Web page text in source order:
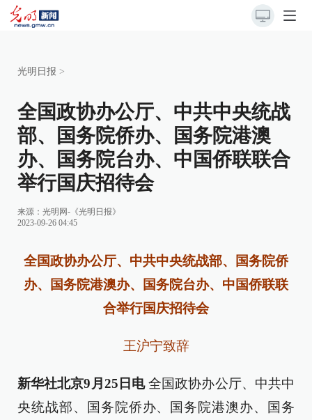
光明日报 >
全国政协办公厅、中共中央统战
部、国务院侨办、国务院港澳
办、国务院台办、中国侨联联合
举行国庆招待会
来源： 光明网-《光明日报》
2023-09-26 04:45
全国政协办公厅、中共中央统战部、国务院侨
办、国务院港澳办、国务院台办、中国侨联联
合举行国庆招待会
王沪宁致辞
新华社北京9月25日电全国政协办公厅、中共中
央统战部、国务院侨办、国务院港澳办、国务